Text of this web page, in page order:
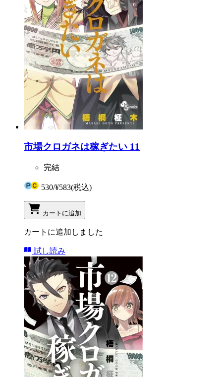
市場クロガネは稼ぎたい 11
完結
530/¥583(税込)
カートに追加
カートに追加しました
試し読み